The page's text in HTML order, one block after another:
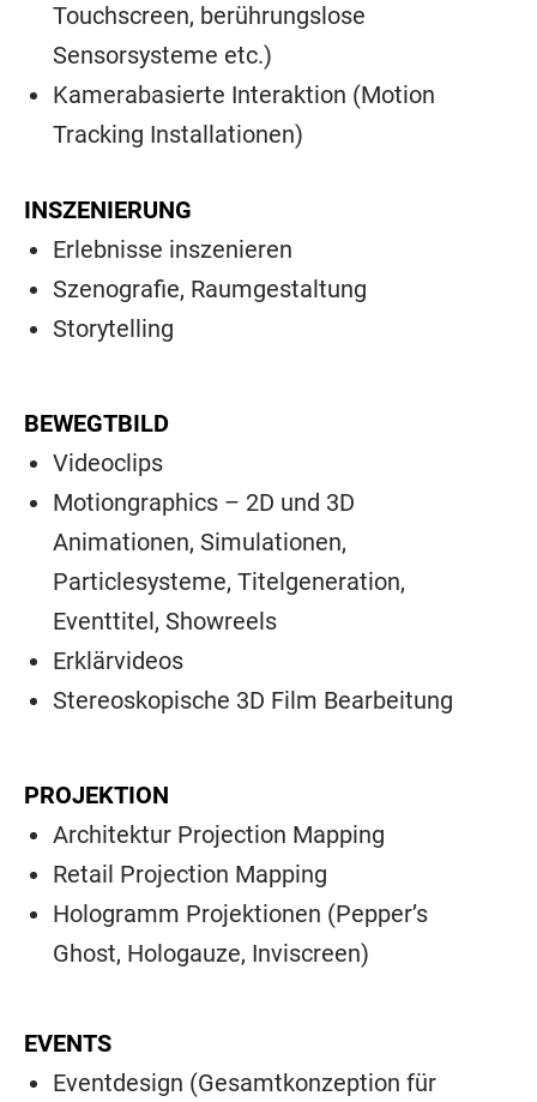
Touchscreen, berührungslose
Sensorsysteme etc.)
Kamerabasierte Interaktion (Motion
Tracking Installationen)
INSZENIERUNG
Erlebnisse inszenieren
Szenografie, Raumgestaltung
Storytelling
BEWEGTBILD
Videoclips
Motiongraphics – 2D und 3D
Animationen, Simulationen,
Particlesysteme, Titelgeneration,
Eventtitel, Showreels
Erklärvideos
Stereoskopische 3D Film Bearbeitung
PROJEKTION
Architektur Projection Mapping
Retail Projection Mapping
Hologramm Projektionen (Pepper’s
Ghost, Hologauze, Inviscreen)
EVENTS
Eventdesign (Gesamtkonzeption für